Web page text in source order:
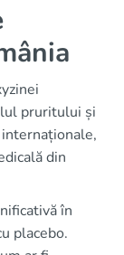
pruritului și
din
în
placebo.